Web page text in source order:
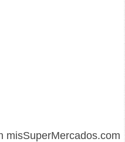
misSuperMercados.com